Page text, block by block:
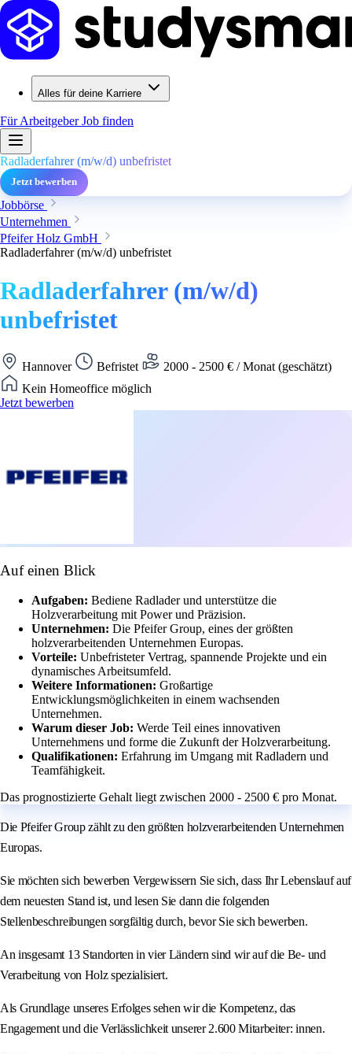
Alles für deine Karriere
Für ArbeitgeberJob finden
Radladerfahrer (m/w/d) unbefristet
Jetzt bewerben
Jobbörse
Unternehmen
Pfeifer Holz GmbH
Radladerfahrer (m/w/d) unbefristet
Radladerfahrer (m/w/d)
unbefristet
Hannover Befristet
2000 - 2500 € / Monat (geschätzt)
Kein Homeoffice möglich
Jetzt bewerben
Auf einen Blick
Aufgaben: Bediene Radlader und unterstütze die
Holzverarbeitung mit Power und Präzision.
Unternehmen: Die Pfeifer Group, eines der größten
holzverarbeitenden Unternehmen Europas.
Vorteile: Unbefristeter Vertrag, spannende Projekte und ein
dynamisches Arbeitsumfeld.
Weitere Informationen: Großartige
Entwicklungsmöglichkeiten in einem wachsenden
Unternehmen.
Warum dieser Job: Werde Teil eines innovativen
Unternehmens und forme die Zukunft der Holzverarbeitung.
Qualifikationen: Erfahrung im Umgang mit Radladern und
Teamfähigkeit.
Das prognostizierte Gehalt liegt zwischen 2000 - 2500 € pro Monat.
Die Pfeifer Group zählt zu den größten holzverarbeitenden Unternehmen
Europas.
Sie möchten sich bewerben Vergewissern Sie sich, dass Ihr Lebenslauf auf
dem neuesten Stand ist, und lesen Sie dann die folgenden
Stellenbeschreibungen sorgfältig durch, bevor Sie sich bewerben.
An insgesamt 13 Standorten in vier Ländern sind wir auf die Be- und
Verarbeitung von Holz spezialisiert.
Als Grundlage unseres Erfolges sehen wir die Kompetenz, das
Engagement und die Verlässlichkeit unserer 2.600 Mitarbeiter: innen.